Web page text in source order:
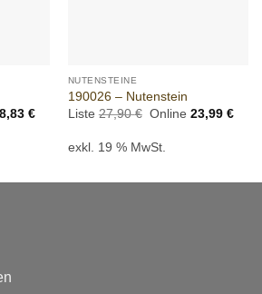
€Aktueller
18,83 €.
NUTENSTEINE
190026 – Nutenstein
Liste 27,90€ Ursprünglicher
27,90 €
Online 23,99 €
exkl. 19 % MwSt.